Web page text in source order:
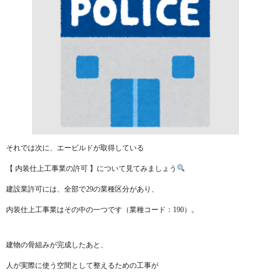
それでは次に、エービルドが取得している
【 内装仕上工事業の許可 】について見てみましょう
建設業許可には、全部で29の業種区分があり、
内装仕上工事業はその中の一つです（業種コード：190）。
建物の骨組みが完成したあと、
人が実際に使う空間として整えるための工事が